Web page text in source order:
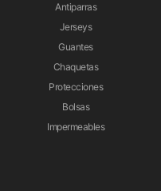
Antiparras
Jerseys
Guantes
Chaquetas
Protecciones
Bolsas
Impermeables